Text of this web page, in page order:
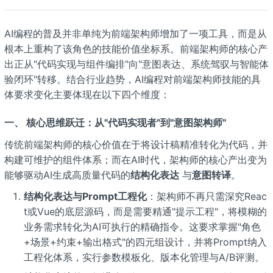
AI编程的普及并非单纯为前端架构师增加了一项工具，而是从
根本上重构了该角色的技能价值坐标系。前端架构师的核心产
出正从"代码实现与组件编排"向"意图表达、系统驾驭与智能体
验闭环"转移。结合行业趋势，AI编程对前端架构师技能的具
体要求变化主要体现在以下四个维度：
一、 核心思维跃迁：从"代码实现者"到"意图架构师"
传统前端架构师的核心价值在于将设计稿精准转化为代码，并
构建可维护的组件体系；而在AI时代，架构师的核心产出变为
能够驱动AI生成高质量代码的结构化表达与意图转译。
结构化表达与Prompt工程化：架构师不再只需深究Reac
t或Vue的底层源码，而是需要精通"提示工程"，将模糊的
业务需求转化为AI可执行的精确指令。这要求掌握"角色
+场景+约束+输出格式"的四元组设计，并将Prompt纳入
工程化体系，实行参数模板化、版本化管理与A/B评测。